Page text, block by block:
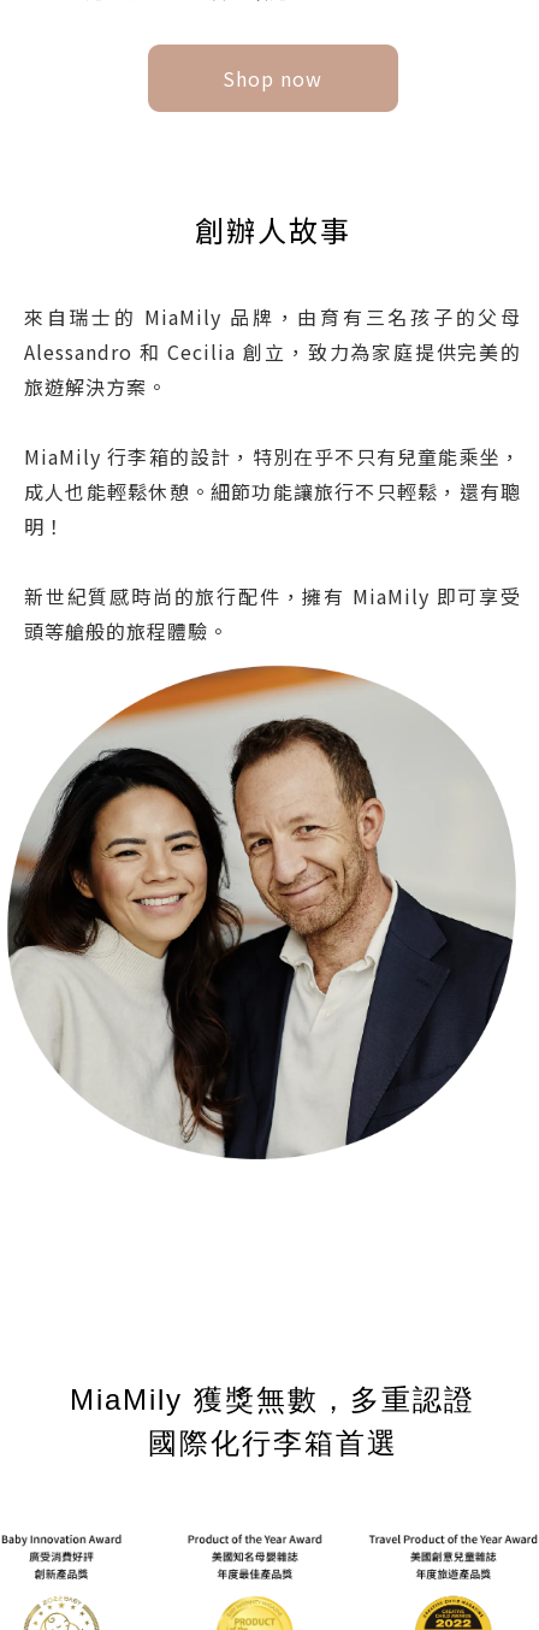
Shop now
創辦人故事
來自瑞士的 MiaMily 品牌，由育有三名孩子的父母
Alessandro 和 Cecilia 創立，致力為家庭提供完美的
旅遊解決方案。
MiaMily 行李箱的設計，特別在乎不只有兒童能乘坐，
成人也能輕鬆休憩。細節功能讓旅行不只輕鬆，還有聰
明！
新世紀質感時尚的旅行配件，擁有 MiaMily 即可享受
頭等艙般的旅程體驗。
MiaMily 獲獎無數，多重認證
國際化行李箱首選